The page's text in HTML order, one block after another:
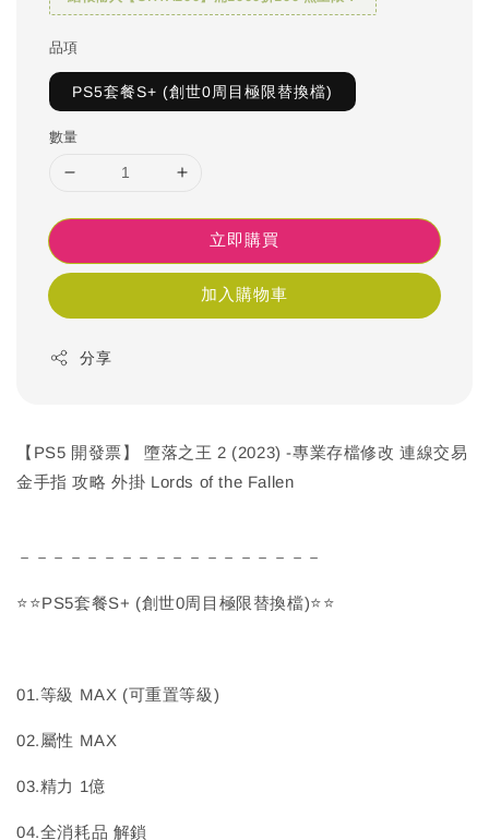
品項
PS5套餐S+ (創世0周目極限替換檔)
數量
立即購買
加入購物車
分享
【PS5 開發票】 墮落之王 2 (2023) -專業存檔修改 連線交易
金手指 攻略 外掛 Lords of the Fallen
－－－－－－－－－－－－－－－－－－
⭐⭐PS5套餐S+ (創世0周目極限替換檔)⭐⭐
01.等級 MAX (可重置等級)
02.屬性 MAX
03.精力 1億
04.全消耗品 解鎖